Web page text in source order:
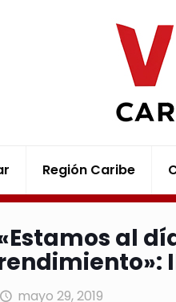
Región Caribe
al
mayo 29, 2019